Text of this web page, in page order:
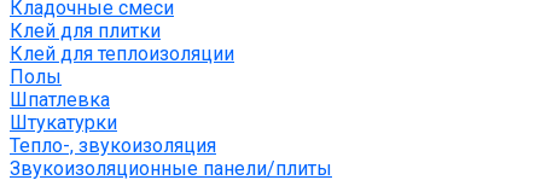
Кладочные смеси
Клей для плитки
Клей для теплоизоляции
Полы
Шпатлевка
Штукатурки
Тепло-, звукоизоляция
Звукоизоляционные панели/плиты